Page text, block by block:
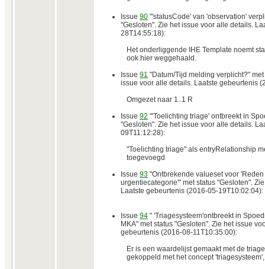
Issue 90 "'statusCode' van 'observation'
"Gesloten". Zie het issue voor alle details.
28T14:55:18):
Het onderliggende IHE Template noemt
ook hier weggehaald.
Issue 91 "Datum/Tijd melding verplicht?"
issue voor alle details. Laatste gebeurtenis
Omgezet naar 1..1 R
Issue 92 "'Toelichting triage' ontbreekt in
"Gesloten". Zie het issue voor alle details.
09T11:12:28):
"Toelichting triage" als entryRelationship
toegevoegd
Issue 93 "Ontbrekende valueset voor
urgentiecategorie'" met status "Gesloten".
Laatste gebeurtenis (2016-05-19T10:02:04):
Issue 94 " 'Triagesysteem'ontbreekt in
MKA" met status "Gesloten". Zie het issue
gebeurtenis (2016-08-11T10:35:00):
Er is een waardelijst gemaakt met de
gekoppeld met het concept 'triagesysteem',